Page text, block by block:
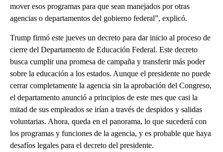
mover esos programas para que sean manejados por otras
agencias o departamentos del gobierno federal”, explicó.
Trump firmó este jueves un decreto para dar inicio al proceso de
cierre del Departamento de Educación Federal. Este decreto
busca cumplir una promesa de campaña y transferir más poder
sobre la educación a los estados. Aunque el presidente no puede
cerrar completamente la agencia sin la aprobación del Congreso,
el departamento anunció a principios de este mes que casi la
mitad de sus empleados se irían a través de despidos y salidas
voluntarias. Ahora, queda en el panorama, lo que sucederá con
los programas y funciones de la agencia, y es probable que haya
desafíos legales para el decreto del presidente.